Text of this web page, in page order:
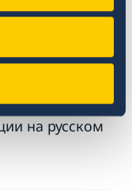
на русском